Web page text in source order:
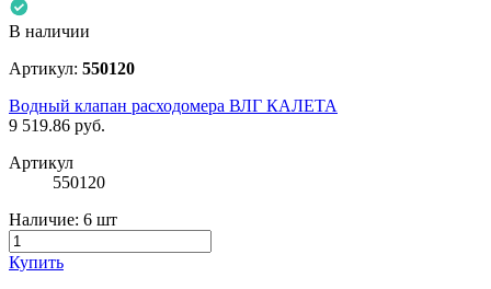
В наличии
Артикул: 550120
Водный клапан расходомера ВЛГ КАЛЕТА
9 519.86 руб.
Артикул
550120
Наличие: 6 шт
Купить